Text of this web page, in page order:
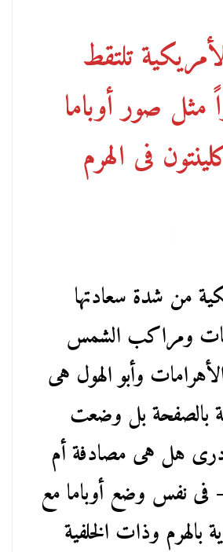
تلتقط
مثل صور أوباما
فى الهرم
من شدة سعادتها
ومراكب الشمس
وأبو الهول هى
بالصفحة بل وضعت
هل هى مصادفة أم
– فى نفس وضع أوباما مع
بالهرم وذات الخلفية